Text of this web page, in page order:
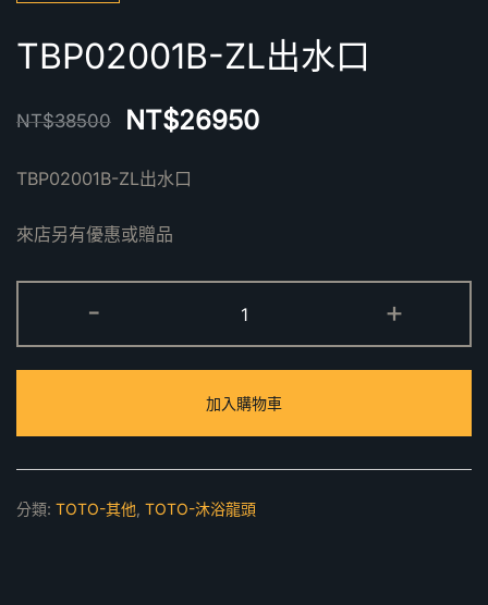
TBP02001B-ZL出水口
NT$38500 NT$26950
TBP02001B-ZL出水口
來店另有優惠或贈品
-
ZL
出
口
數
量
+
加入購物車
分類: TOTO-其他 TOTO-沐浴龍頭